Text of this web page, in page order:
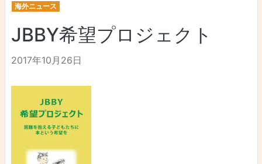
海外ニュース
JBBY希望プロジェクト
2017年10月26日